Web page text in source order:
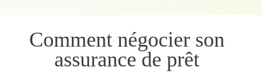
Comment négocier son
assurance de prêt